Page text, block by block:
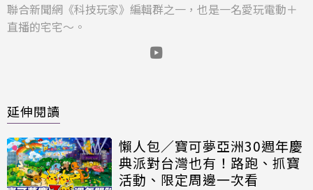
聯合新聞網《科技玩家》編輯群之一，也是一名愛玩電動＋
直播的宅宅～。
延伸閱讀
懶人包／寶可夢亞洲30週年慶
典派對台灣也有！路跑、抓寶
活動、限定周邊一次看